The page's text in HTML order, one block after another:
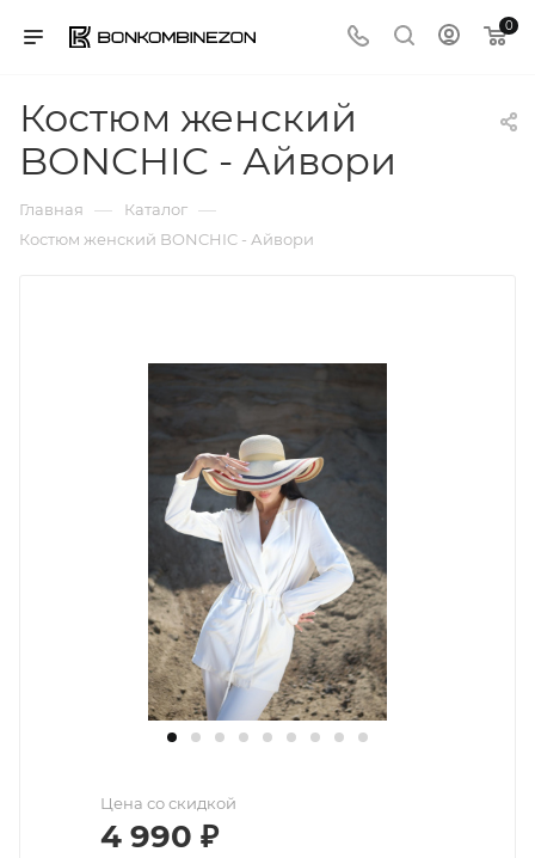
0
Костюм женский
BONCHIC - Айвори
Главная — Каталог —
Костюм женский BONCHIC - Айвори
Цена со скидкой
4 990 ₽